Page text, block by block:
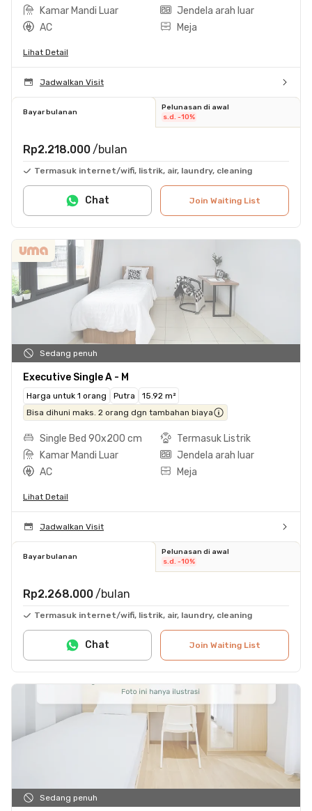
Kamar Mandi Luar
Jendela arah luar
AC
Meja
Lihat Detail
Jadwalkan Visit
Bayar bulanan
Pelunasan di awal
s.d. -10%
Rp2.218.000 /bulan
Termasuk internet/wifi, listrik, air, laundry, cleaning
Join Waiting List
Chat
Sedang penuh
Executive Single A - M
Harga untuk 1 orang Putra
15.92 m²
Bisa dihuni maks. 2 orang dgn tambahan biaya
Single Bed 90x200 cm
Termasuk Listrik
Kamar Mandi Luar
Jendela arah luar
AC
Meja
Lihat Detail
Jadwalkan Visit
Bayar bulanan
Pelunasan di awal
s.d. -10%
Rp2.268.000 /bulan
Termasuk internet/wifi, listrik, air, laundry, cleaning
Join Waiting List
Chat
Sedang penuh